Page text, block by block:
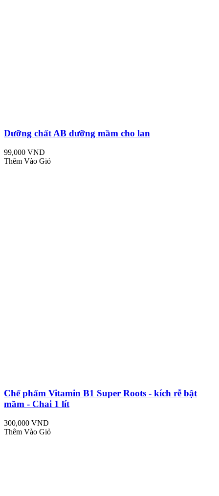
Dưỡng chất AB dưỡng mầm cho lan
99,000 VND
Thêm Vào Giỏ
Chế phẩm Vitamin B1 Super Roots - kích rễ bật
mầm - Chai 1 lít
300,000 VND
Thêm Vào Giỏ